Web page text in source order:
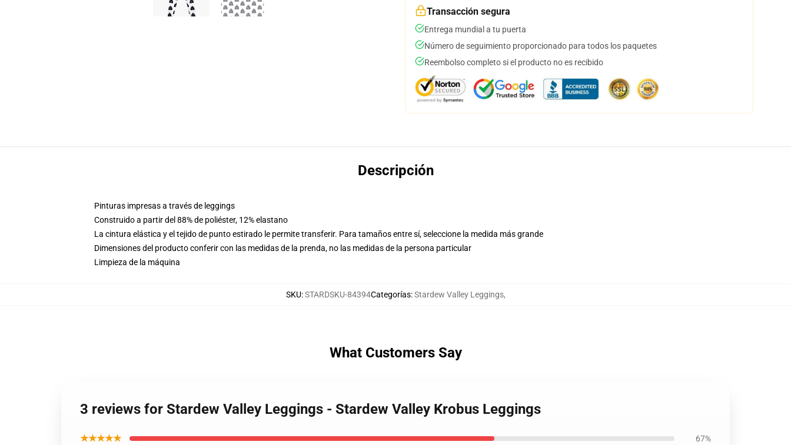
Transacción segura
Entrega mundial a tu puerta
Número de seguimiento proporcionado para todos los paquetes
Reembolso completo si el producto no es recibido
Descripción
Pinturas impresas a través de leggings
Construido a partir del 88% de poliéster, 12% elastano
La cintura elástica y el tejido de punto estirado le permite transferir. Para tamaños entre sí, seleccione la medida más grande
Dimensiones del producto conferir con las medidas de la prenda, no las medidas de la persona particular
Limpieza de la máquina
SKU:STARDSKU-84394Categorías:Stardew Valley Leggings,
What Customers Say
3 reviews for Stardew Valley Leggings - Stardew Valley Krobus Leggings
★★★★★ 67%